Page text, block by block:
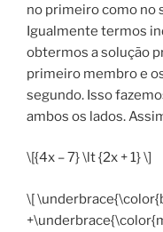
no primeiro como no
Igualmente termos
obtermos a solução
primeiro membro e
segundo. Isso
ambos os lados.
\[{4x – 7} \lt {2x + 1} \]
\[